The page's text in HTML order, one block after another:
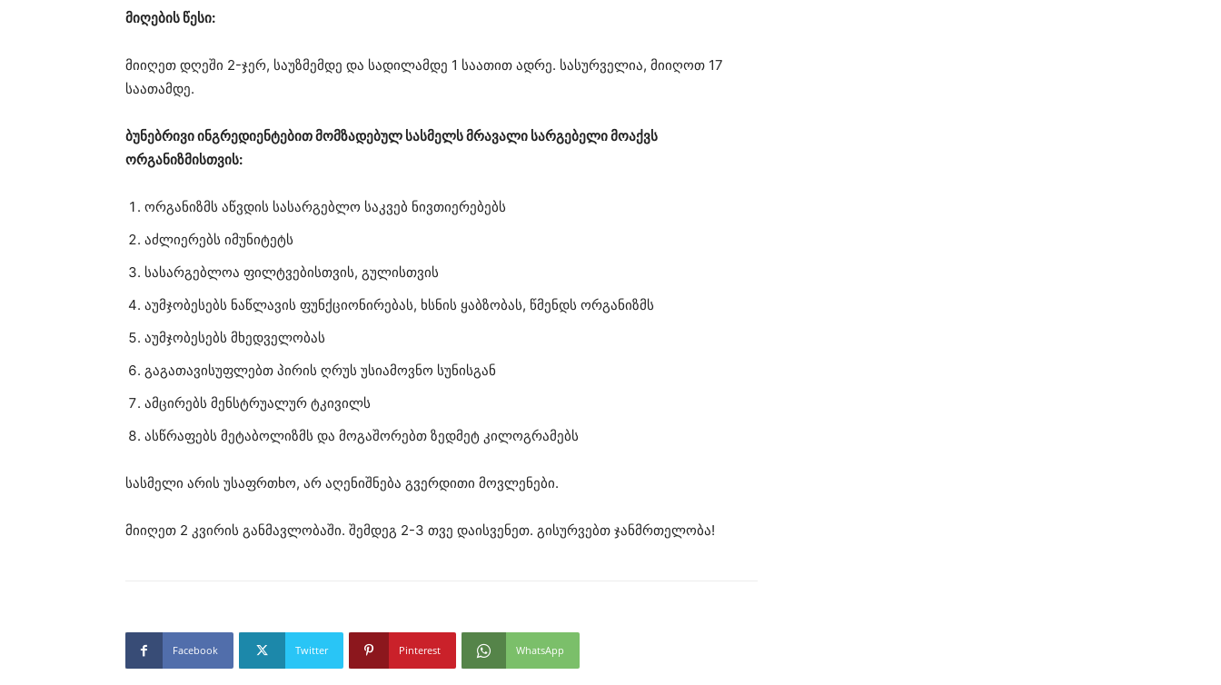
მიღების წესი:
მიიღეთ დღეში 2-ჯერ, საუზმემდე და სადილამდე 1 საათით ადრე. სასურველია, მიიღოთ 17
საათამდე.
ბუნებრივი ინგრედიენტებით მომზადებულ სასმელს მრავალი სარგებელი მოაქვს
ორგანიზმისთვის:
ორგანიზმს აწვდის სასარგებლო საკვებ ნივთიერებებს
აძლიერებს იმუნიტეტს
სასარგებლოა ფილტვებისთვის, გულისთვის
აუმჯობესებს ნაწლავის ფუნქციონირებას, ხსნის ყაბზობას, წმენდს ორგანიზმს
აუმჯობესებს მხედველობას
გაგათავისუფლებთ პირის ღრუს უსიამოვნო სუნისგან
ამცირებს მენსტრუალურ ტკივილს
ასწრაფებს მეტაბოლიზმს და მოგაშორებთ ზედმეტ კილოგრამებს
სასმელი არის უსაფრთხო, არ აღენიშნება გვერდითი მოვლენები.
მიიღეთ 2 კვირის განმავლობაში. შემდეგ 2-3 თვე დაისვენეთ. გისურვებთ ჯანმრთელობა!
Facebook Twitter Pinterest WhatsApp